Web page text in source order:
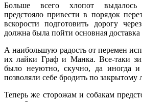
Больше всего хлопот выдалось
предстояло привести в порядок
вскорости подготовить дорогу
должна была пойти основная
А наибольшую радость от перемен
их лайки Граф и Манка. Все-таки
было неуютно, скучно, да иногда
позволяли себе бродить по закрытому
Теперь же сторожам и собакам